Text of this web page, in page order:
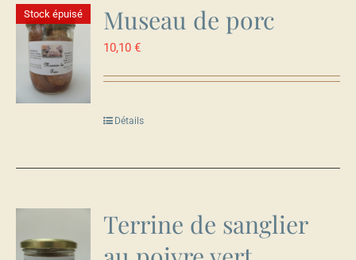
Stock épuisé Museau de porc
10,10€
Détails
Terrine de sanglier